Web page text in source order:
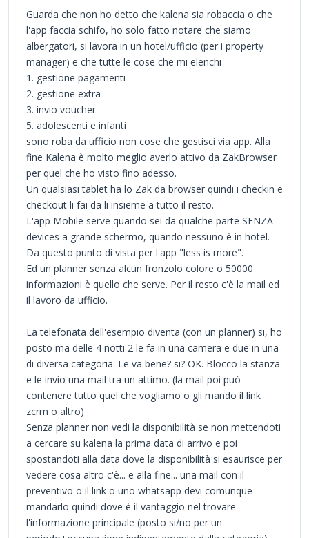
Guarda che non ho detto che kalena sia robaccia o che
l'app faccia schifo, ho solo fatto notare che siamo
albergatori, si lavora in un hotel/ufficio (per i property
manager) e che tutte le cose che mi elenchi
1. gestione pagamenti
2. gestione extra
3. invio voucher
5. adolescenti e infanti
sono roba da ufficio non cose che gestisci via app. Alla
fine Kalena è molto meglio averlo attivo da ZakBrowser
per quel che ho visto fino adesso.
Un qualsiasi tablet ha lo Zak da browser quindi i checkin e
checkout li fai da li insieme a tutto il resto.
L'app Mobile serve quando sei da qualche parte SENZA
devices a grande schermo, quando nessuno è in hotel.
Da questo punto di vista per l'app "less is more".
Ed un planner senza alcun fronzolo colore o 50000
informazioni è quello che serve. Per il resto c'è la mail ed
il lavoro da ufficio.
La telefonata dell'esempio diventa (con un planner) si, ho
posto ma delle 4 notti 2 le fa in una camera e due in una
di diversa categoria. Le va bene? si? OK. Blocco la stanza
e le invio una mail tra un attimo. (la mail poi può
contenere tutto quel che vogliamo o gli mando il link
zcrm o altro)
Senza planner non vedi la disponibilità se non mettendoti
a cercare su kalena la prima data di arrivo e poi
spostandoti alla data dove la disponibilità si esaurisce per
vedere cosa altro c'è... e alla fine... una mail con il
preventivo o il link o uno whatsapp devi comunque
mandarlo quindi dove è il vantaggio nel trovare
l'informazione principale (posto si/no per un